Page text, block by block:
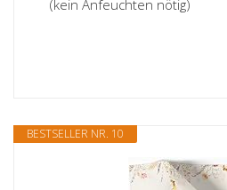
(kein Anfeuchten nötig)
BESTSELLER NR. 10